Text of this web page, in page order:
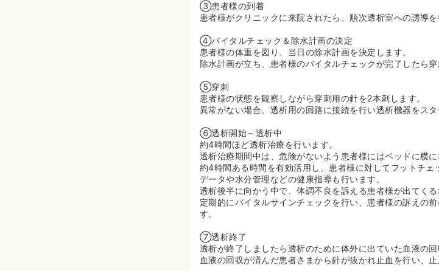
≪アットホームな職場です♪≫
がら看護することができます。
◆1日の体制は院長､看護師2～3名､臨床工学技士2名､看
切にした、アットホームなクリニックです♪
≪福利厚生もしっかり♪≫
◆こじんまりとしたクリニックですが、関東圏で多くの
連施設なので、福利厚生や研修制度もしっかり充実して
③患者様の到着
患者様がクリニックに来院されたら、順次透析室への誘導を
④バイタルチェック＆除水計画の決定
患者様の体重を図り、当日の除水計画を決定します。
除水計画が立ち、患者様のバイタルチェックが完了したら穿
⑤穿刺
患者様の状態を観察しながら穿刺用の針を2本刺します。
異常がない場合、透析用の回路に接続を行い透析機器をスタ
⑥透析開始～透析中
約4時間ほど透析治療を行います。
透析治療期間中は、危険がないよう患者様にはベッドに横に
約4時間ある時間を有効活用し、患者様に対してフットチェ
データや水分管理などの健康指導も行います。
透析後半に向かう中で、体調不良を訴える患者様が出てくる
定期的にバイタルサインチェックを行い、患者様の訴えの
す。
⑦透析終了
透析が終了しましたら透析のために体外に出ていた血液の回
血液の回収が済んだ患者さまから針が抜かれ止血を行い、